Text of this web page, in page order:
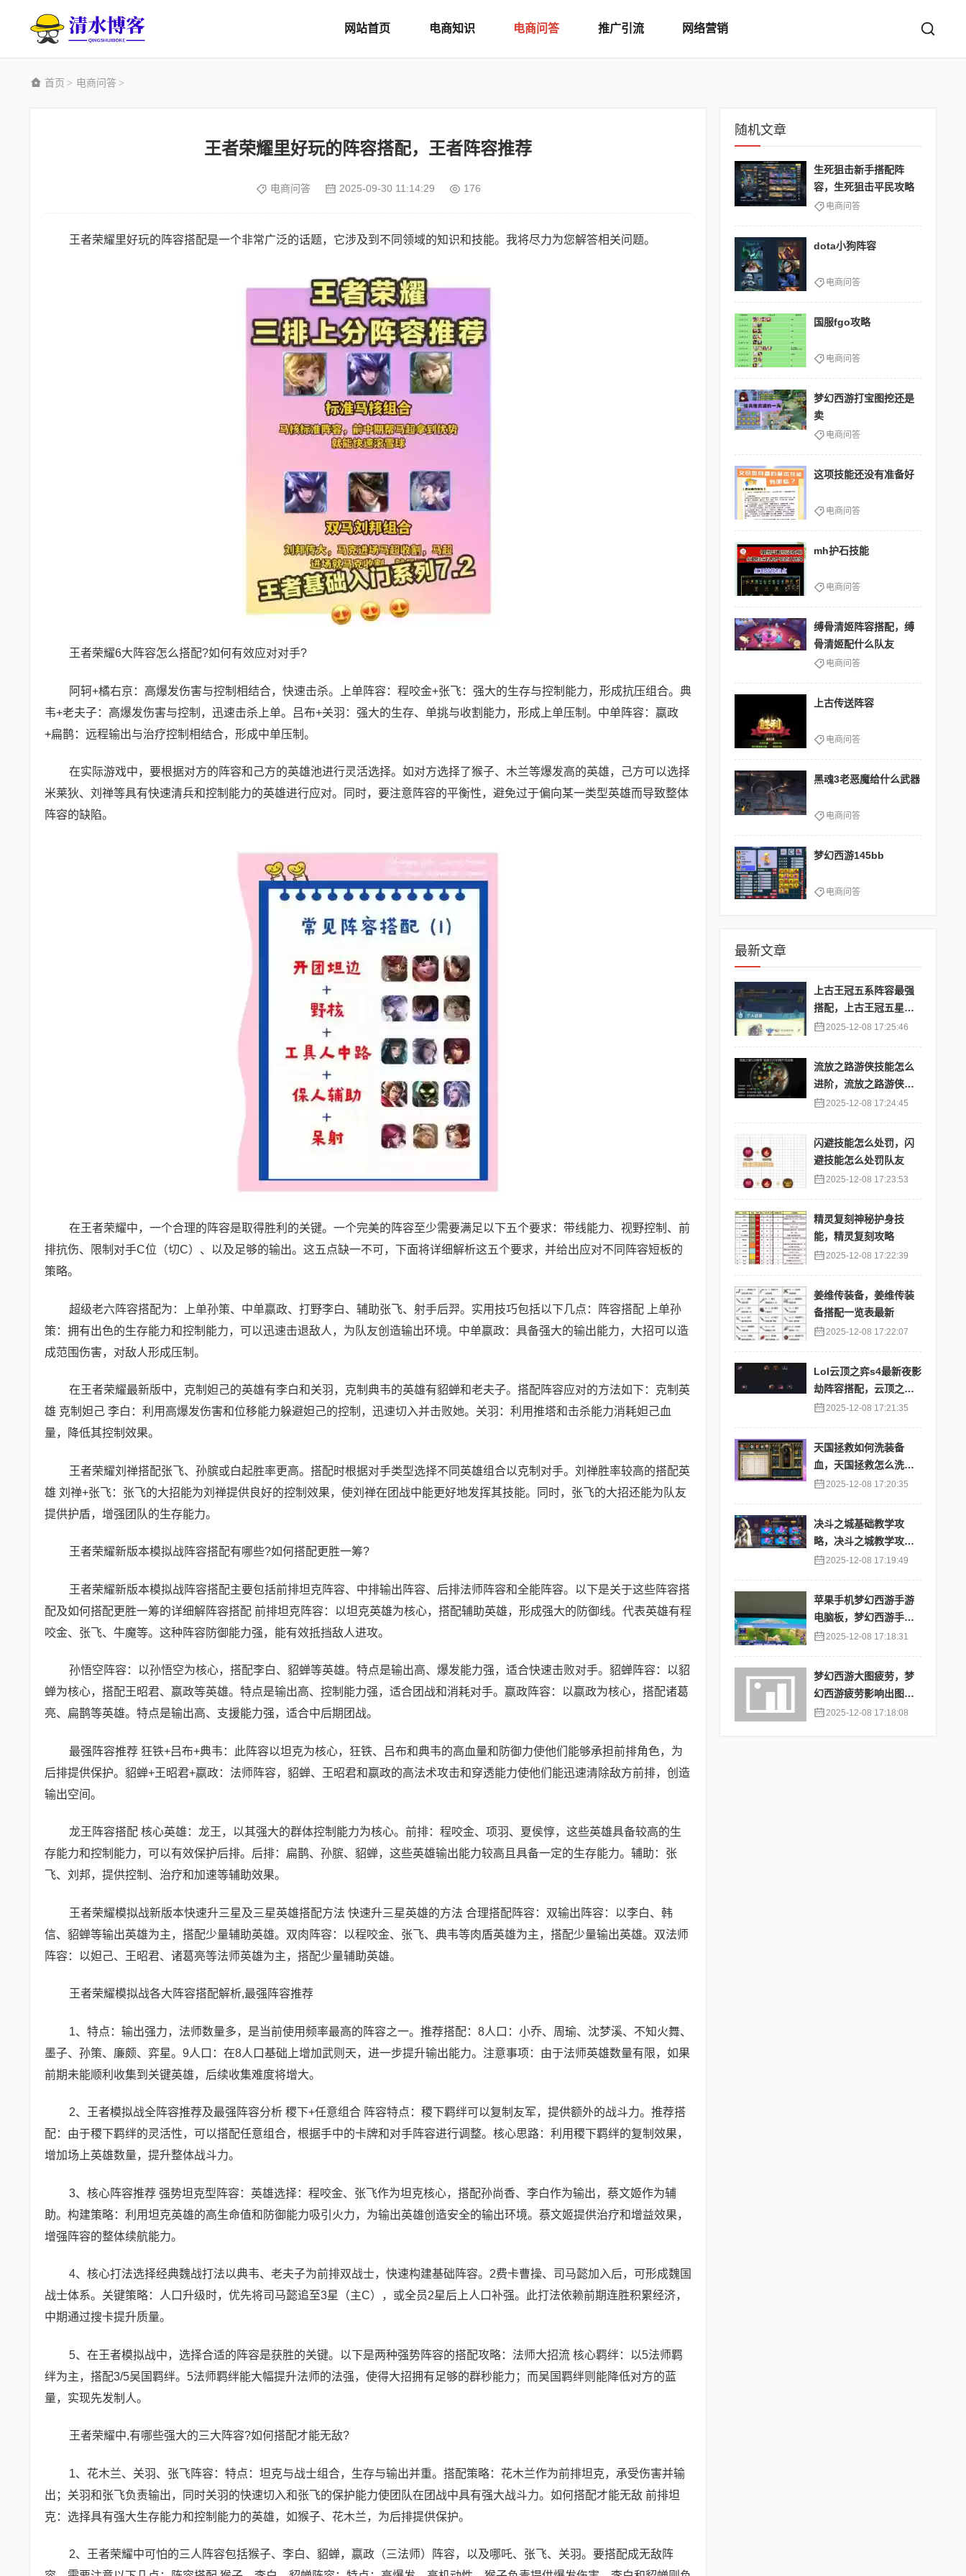
网站首页 电商知识 电商问答 推广引流 网络营销
首页 > 电商问答 >
王者荣耀里好玩的阵容搭配，王者阵容推荐
电商问答 2025-09-30 11:14:29 176
王者荣耀里好玩的阵容搭配是一个非常广泛的话题，它涉及到不同领域的知识和技能。我将尽力为您解答相关问题。
王者荣耀6大阵容怎么搭配?如何有效应对对手?
阿轲+橘右京：高爆发伤害与控制相结合，快速击杀。上单阵容：程咬金+张飞：强大的生存与控制能力，形成抗压组合。典
韦+老夫子：高爆发伤害与控制，迅速击杀上单。吕布+关羽：强大的生存、单挑与收割能力，形成上单压制。中单阵容：嬴政
+扁鹊：远程输出与治疗控制相结合，形成中单压制。
在实际游戏中，要根据对方的阵容和己方的英雄池进行灵活选择。如对方选择了猴子、木兰等爆发高的英雄，己方可以选择
米莱狄、刘禅等具有快速清兵和控制能力的英雄进行应对。同时，要注意阵容的平衡性，避免过于偏向某一类型英雄而导致整体
阵容的缺陷。
在王者荣耀中，一个合理的阵容是取得胜利的关键。一个完美的阵容至少需要满足以下五个要求：带线能力、视野控制、前
排抗伤、限制对手C位（切C）、以及足够的输出。这五点缺一不可，下面将详细解析这五个要求，并给出应对不同阵容短板的
策略。
超级老六阵容搭配为：上单孙策、中单嬴政、打野李白、辅助张飞、射手后羿。实用技巧包括以下几点：阵容搭配 上单孙
策：拥有出色的生存能力和控制能力，可以迅速击退敌人，为队友创造输出环境。中单嬴政：具备强大的输出能力，大招可以造
成范围伤害，对敌人形成压制。
在王者荣耀最新版中，克制妲己的英雄有李白和关羽，克制典韦的英雄有貂蝉和老夫子。搭配阵容应对的方法如下：克制英
雄 克制妲己 李白：利用高爆发伤害和位移能力躲避妲己的控制，迅速切入并击败她。关羽：利用推塔和击杀能力消耗妲己血
量，降低其控制效果。
王者荣耀刘禅搭配张飞、孙膑或白起胜率更高。搭配时根据对手类型选择不同英雄组合以克制对手。刘禅胜率较高的搭配英
雄 刘禅+张飞：张飞的大招能为刘禅提供良好的控制效果，使刘禅在团战中能更好地发挥其技能。同时，张飞的大招还能为队友
提供护盾，增强团队的生存能力。
王者荣耀新版本模拟战阵容搭配有哪些?如何搭配更胜一筹?
王者荣耀新版本模拟战阵容搭配主要包括前排坦克阵容、中排输出阵容、后排法师阵容和全能阵容。以下是关于这些阵容搭
配及如何搭配更胜一筹的详细解阵容搭配 前排坦克阵容：以坦克英雄为核心，搭配辅助英雄，形成强大的防御线。代表英雄有程
咬金、张飞、牛魔等。这种阵容防御能力强，能有效抵挡敌人进攻。
孙悟空阵容：以孙悟空为核心，搭配李白、貂蝉等英雄。特点是输出高、爆发能力强，适合快速击败对手。貂蝉阵容：以貂
蝉为核心，搭配王昭君、嬴政等英雄。特点是输出高、控制能力强，适合团战和消耗对手。嬴政阵容：以嬴政为核心，搭配诸葛
亮、扁鹊等英雄。特点是输出高、支援能力强，适合中后期团战。
最强阵容推荐 狂铁+吕布+典韦：此阵容以坦克为核心，狂铁、吕布和典韦的高血量和防御力使他们能够承担前排角色，为
后排提供保护。貂蝉+王昭君+嬴政：法师阵容，貂蝉、王昭君和嬴政的高法术攻击和穿透能力使他们能迅速清除敌方前排，创造
输出空间。
龙王阵容搭配 核心英雄：龙王，以其强大的群体控制能力为核心。前排：程咬金、项羽、夏侯惇，这些英雄具备较高的生
存能力和控制能力，可以有效保护后排。后排：扁鹊、孙膑、貂蝉，这些英雄输出能力较高且具备一定的生存能力。辅助：张
飞、刘邦，提供控制、治疗和加速等辅助效果。
王者荣耀模拟战新版本快速升三星及三星英雄搭配方法 快速升三星英雄的方法 合理搭配阵容：双输出阵容：以李白、韩
信、貂蝉等输出英雄为主，搭配少量辅助英雄。双肉阵容：以程咬金、张飞、典韦等肉盾英雄为主，搭配少量输出英雄。双法师
阵容：以妲己、王昭君、诸葛亮等法师英雄为主，搭配少量辅助英雄。
王者荣耀模拟战各大阵容搭配解析,最强阵容推荐
1、特点：输出强力，法师数量多，是当前使用频率最高的阵容之一。推荐搭配：8人口：小乔、周瑜、沈梦溪、不知火舞、
墨子、孙策、廉颇、弈星。9人口：在8人口基础上增加武则天，进一步提升输出能力。注意事项：由于法师英雄数量有限，如果
前期未能顺利收集到关键英雄，后续收集难度将增大。
2、王者模拟战全阵容推荐及最强阵容分析 稷下+任意组合 阵容特点：稷下羁绊可以复制友军，提供额外的战斗力。推荐搭
配：由于稷下羁绊的灵活性，可以搭配任意组合，根据手中的卡牌和对手阵容进行调整。核心思路：利用稷下羁绊的复制效果，
增加场上英雄数量，提升整体战斗力。
3、核心阵容推荐 强势坦克型阵容：英雄选择：程咬金、张飞作为坦克核心，搭配孙尚香、李白作为输出，蔡文姬作为辅
助。构建策略：利用坦克英雄的高生命值和防御能力吸引火力，为输出英雄创造安全的输出环境。蔡文姬提供治疗和增益效果，
增强阵容的整体续航能力。
4、核心打法选择经典魏战打法以典韦、老夫子为前排双战士，快速构建基础阵容。2费卡曹操、司马懿加入后，可形成魏国
战士体系。关键策略：人口升级时，优先将司马懿追至3星（主C），或全员2星后上人口补强。此打法依赖前期连胜积累经济，
中期通过搜卡提升质量。
5、在王者模拟战中，选择合适的阵容是获胜的关键。以下是两种强势阵容的搭配攻略：法师大招流 核心羁绊：以5法师羁
绊为主，搭配3/5吴国羁绊。5法师羁绊能大幅提升法师的法强，使得大招拥有足够的群秒能力；而吴国羁绊则能降低对方的蓝
量，实现先发制人。
王者荣耀中,有哪些强大的三大阵容?如何搭配才能无敌?
1、花木兰、关羽、张飞阵容：特点：坦克与战士组合，生存与输出并重。搭配策略：花木兰作为前排坦克，承受伤害并输
出；关羽和张飞负责输出，同时关羽的快速切入和张飞的保护能力使团队在团战中具有强大战斗力。如何搭配才能无敌 前排坦
克：选择具有强大生存能力和控制能力的英雄，如猴子、花木兰，为后排提供保护。
2、王者荣耀中可怕的三人阵容包括猴子、李白、貂蝉，嬴政（三法师）阵容，以及哪吒、张飞、关羽。要搭配成无敌阵
随机文章
生死狙击新手搭配阵
容，生死狙击平民攻略
电商问答
dota小狗阵容
电商问答
国服fgo攻略
电商问答
梦幻西游打宝图挖还是
卖
电商问答
这项技能还没有准备好
电商问答
mh护石技能
电商问答
缚骨清姬阵容搭配，缚
骨清姬配什么队友
电商问答
上古传送阵容
电商问答
黑魂3老恶魔给什么武器
电商问答
梦幻西游145bb
电商问答
最新文章
上古王冠五系阵容最强
搭配，上古王冠五星排
行 2025-12-08 17:25:46
流放之路游侠技能怎么
进阶，流放之路游侠技
能怎么进阶的
2025-12-08 17:24:45
闪避技能怎么处罚，闪
避技能怎么处罚队友
2025-12-08 17:23:53
精灵复刻神秘护身技
能，精灵复刻攻略
2025-12-08 17:22:39
姜维传装备，姜维传装
备搭配一览表最新
2025-12-08 17:22:07
Lol云顶之弈s4最新夜影
劫阵容搭配，云顶之奕
夜影劫阵容
2025-12-08 17:21:35
天国拯救如何洗装备
血，天国拯救怎么洗衣
服 2025-12-08 17:20:35
决斗之城基础教学攻
略，决斗之城教学攻略2
1112025-12-08 17:19:49
苹果手机梦幻西游手游
电脑板，梦幻西游手游
苹果端怎么在电脑上登
2025-12-08 17:18:31
梦幻西游大图疲劳，梦
幻西游疲劳影响出图率
吗 2025-12-08 17:18:08